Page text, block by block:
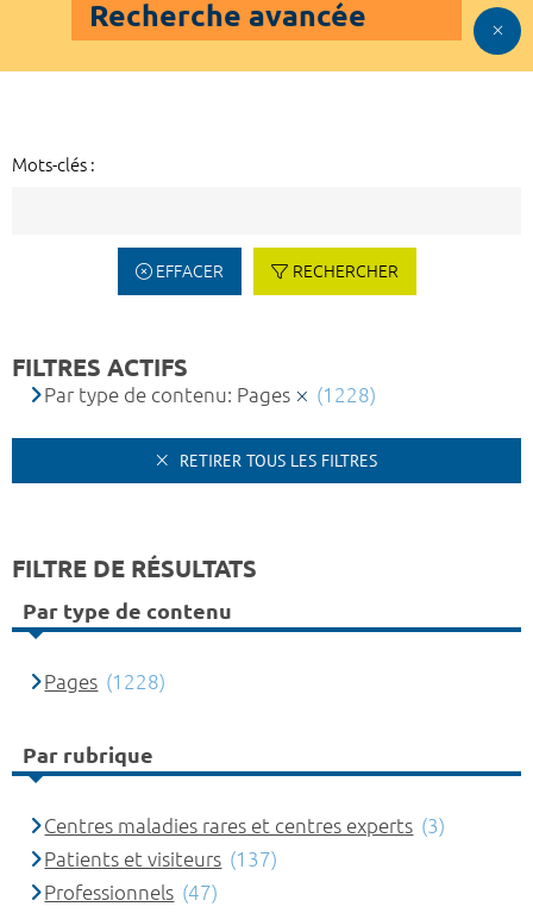
Recherche avancée
Mots-clés :
EFFACER RECHERCHER
FILTRES ACTIFS
Par type de contenu: Pages (1228)
RETIRER TOUS LES FILTRES
FILTRE DE RÉSULTATS
Par type de contenu
Pages (1228)
Par rubrique
Centres maladies rares et centres experts (3)
Patients et visiteurs (137)
Professionnels (47)